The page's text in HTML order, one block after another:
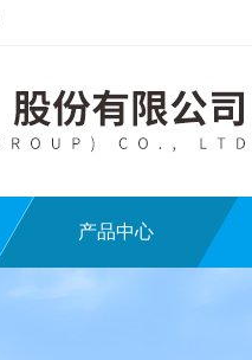
产品中心